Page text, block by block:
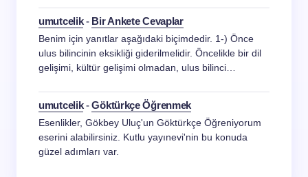
umutcelik- Bir Ankete Cevaplar
Benim için yanıtlar aşağıdaki biçimdedir. 1-) Önce
ulus bilincinin eksikliği giderilmelidir. Öncelikle bir dil
gelişimi, kültür gelişimi olmadan, ulus bilinci…
umutcelik-Göktürkçe Öğrenmek
Esenlikler, Gökbey Uluç'un Göktürkçe Öğreniyorum
eserini alabilirsiniz. Kutlu yayınevi'nin bu konuda
güzel adımları var.